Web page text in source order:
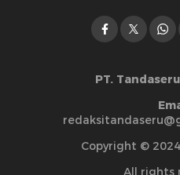
PT.
Copyright ©
All rights